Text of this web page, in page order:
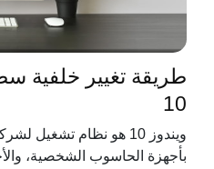
طريقة تغيير خلفية
10
ويندوز 10 هو نظام
بأجهزة الحاسوب الشخصية،